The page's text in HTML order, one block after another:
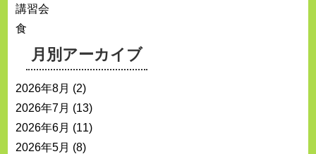
講習会
食
月別アーカイブ
2026年8月 (2)
2026年7月 (13)
2026年6月 (11)
2026年5月 (8)